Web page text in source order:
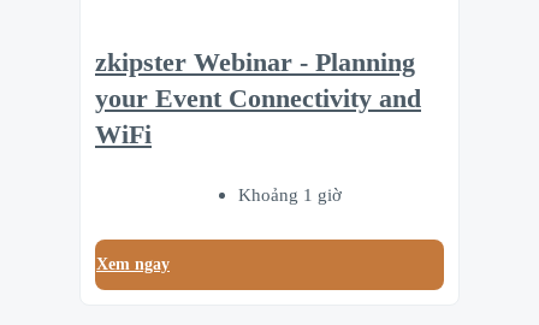
zkipster Webinar - Planning
your Event Connectivity and
WiFi
Khoảng 1 giờ
Xem ngay